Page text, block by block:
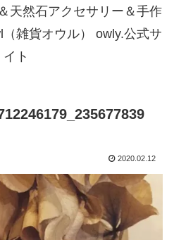
天然石アクセサリー＆手作
雑貨オウル） owly.公式サ
イト
2020.02.12